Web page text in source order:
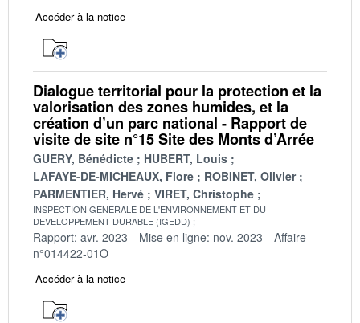
Accéder à la notice
Dialogue territorial pour la protection et la
valorisation des zones humides, et la
création d’un parc national - Rapport de
visite de site n°15 Site des Monts d’Arrée
GUERY, Bénédicte
HUBERT, Louis
LAFAYE-DE-MICHEAUX, Flore
ROBINET, Olivier
PARMENTIER, Hervé
VIRET, Christophe
INSPECTION GENERALE DE L'ENVIRONNEMENT ET DU
DEVELOPPEMENT DURABLE (IGEDD)
Rapport: avr. 2023 Mise en ligne: nov. 2023
Affaire
n°014422-01O
Accéder à la notice